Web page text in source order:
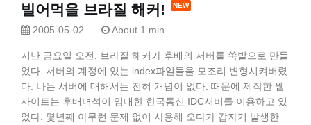
빌어먹을 브라질 해커!
2005-05-02 About 1 min
지난 금요일 오전, 브라질 해커가 후배의 서버를 쑥밭으로 만들
었다. 서버의 계정에 있는 index파일들을 모조리 변형시켜버렸
다. 나는 서버에 대해서는 전혀 개념이 없다. 때문에 제작한 웹
사이트는 후배녀석이 임대한 한국통신 IDC서버를 이용하고 있
었다. 몇년째 아무런 문제 없이 사용해 오다가 갑자기 발생한